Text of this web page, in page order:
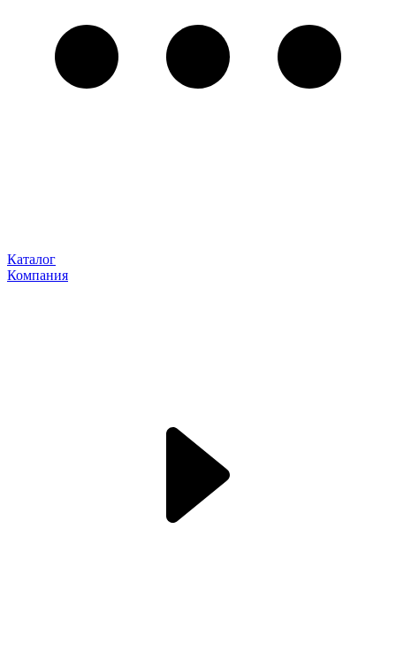
Каталог
Компания